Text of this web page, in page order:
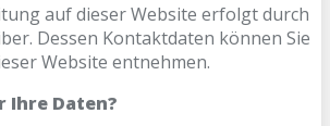
auf dieser Website erfolgt durch
Dessen Kontaktdaten können Sie
Website entnehmen.
Ihre Daten?